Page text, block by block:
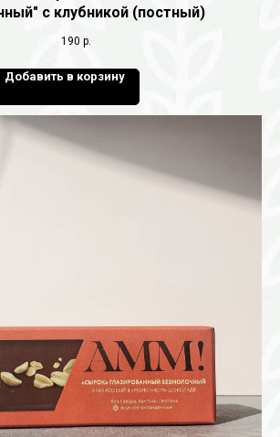
с клубникой (постный)
190 р.
Добавить в корзину